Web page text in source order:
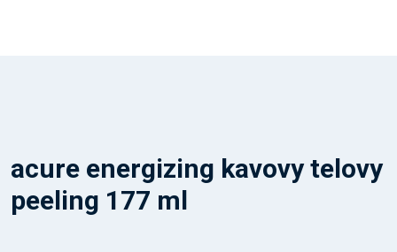
acure energizing kavovy telovy
peeling 177 ml